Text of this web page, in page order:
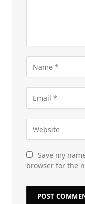
Save my
browser for the